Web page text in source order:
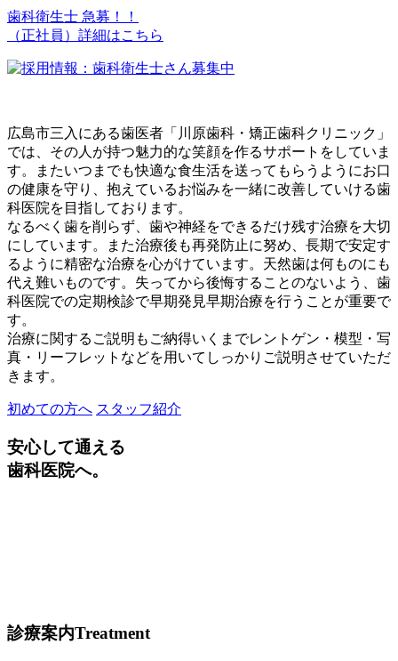
歯科衛生士 急募！！
（正社員）詳細はこちら
広島市三入にある歯医者「川原歯科・矯正歯科クリニック」
では、その人が持つ魅力的な笑顔を作るサポートをしていま
す。またいつまでも快適な食生活を送ってもらうようにお口
の健康を守り、抱えているお悩みを一緒に改善していける歯
科医院を目指しております。
なるべく歯を削らず、歯や神経をできるだけ残す治療を大切
にしています。また治療後も再発防止に努め、長期で安定す
るように精密な治療を心がけています。天然歯は何ものにも
代え難いものです。失ってから後悔することのないよう、歯
科医院での定期検診で早期発見早期治療を行うことが重要で
す。
治療に関するご説明もご納得いくまでレントゲン・模型・写
真・リーフレットなどを用いてしっかりご説明させていただ
きます。
初めての方へ スタッフ紹介
安心して通える
歯科医院へ。
診療案内Treatment